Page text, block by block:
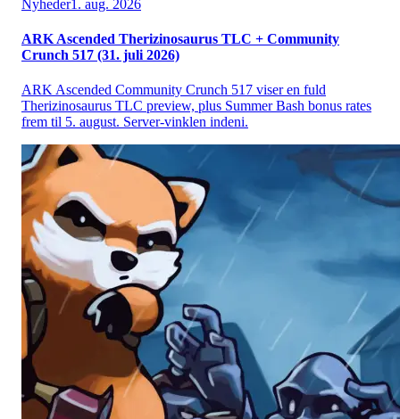
Nyheder1. aug. 2026
ARK Ascended Therizinosaurus TLC + Community
Crunch 517 (31. juli 2026)
ARK Ascended Community Crunch 517 viser en fuld
Therizinosaurus TLC preview, plus Summer Bash bonus rates
frem til 5. august. Server-vinklen indeni.